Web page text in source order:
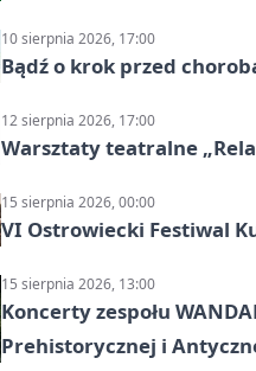
10 sierpnia 2026, 17:00
Bądź o krok przed
12 sierpnia 2026, 17:00
Warsztaty teatralne
15 sierpnia 2026, 00:00
VI Ostrowiecki Festiwal
15 sierpnia 2026, 13:00
Koncerty zespołu
Prehistorycznej i